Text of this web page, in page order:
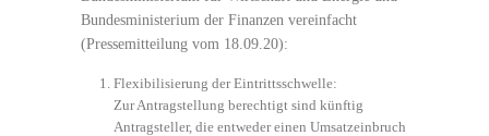
Bundesministerium der Finanzen vereinfacht
(Pressemitteilung vom 18.09.20):
Flexibilisierung der Eintrittsschwelle:
Zur Antragstellung berechtigt sind künftig
Antragsteller, die entweder einen Umsatzeinbruch